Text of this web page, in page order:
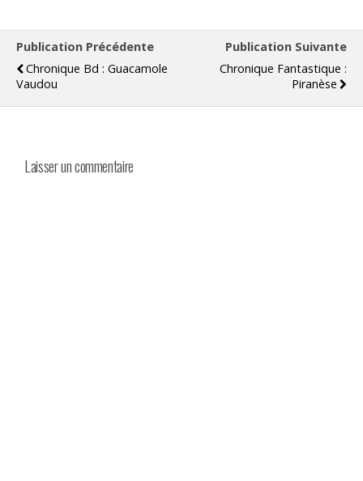
Publication Précédente
Chronique Bd : Guacamole
Vaudou
Publication Suivante
Chronique Fantastique :
Piranèse
Laisser un commentaire